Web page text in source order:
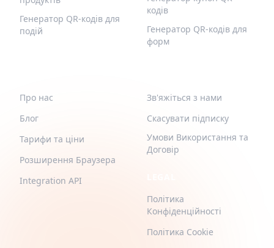
Генератор QR-кодів для
подій
кодів
Генератор QR-кодів для
форм
Про нас
Блог
Тарифи та ціни
Розширення Браузера
Integration API
Зв'яжіться з нами
Скасувати підписку
Умови Використання та
Договір
Політика
Конфіденційності
Політика Cookie